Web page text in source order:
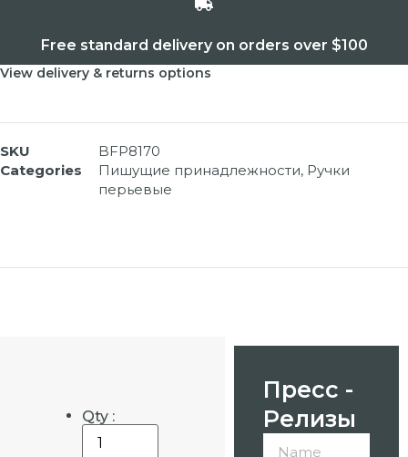
Free standard delivery on orders over $100
View delivery & returns options
SKU
BFP8170
Categories
Пишущие принадлежности, Ручки
перьевые
Qty :
Пресс -
Релизы